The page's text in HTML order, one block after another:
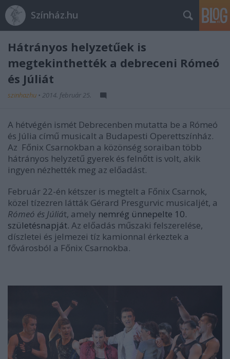
Színház.hu
Hátrányos helyzetűek is
megtekinthették a debreceni Rómeó
és Júliát
szinhazhu • 2014. február 25.
A hétvégén ismét Debrecenben mutatta be a Rómeó
és Júlia című musicalt a Budapesti Operettszínház.
Az Főnix Csarnokban a közönség soraiban több
hátrányos helyzetű gyerek és felnőtt is volt, akik
ingyen nézhették meg az előadást.
Február 22-én kétszer is megtelt a Főnix Csarnok,
közel tízezren látták Gérard Presgurvic musicaljét, a
Rómeó és Júliát, amely nemrég ünnepelte 10.
születésnapját. Az előadás műszaki felszerelése,
díszletei és jelmezei tíz kamionnal érkeztek a
fővárosból a Főnix Csarnokba.